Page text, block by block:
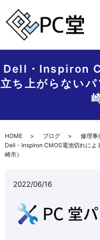
Dell・Inspiron
立ち上がらない
HOME ブログ 修理事
Dell・Inspiron CMOS電池切れによ
崎市）
2022/06/16